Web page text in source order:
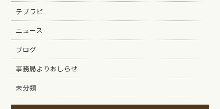
テブラビ
ニュース
ブログ
事務局よりおしらせ
未分類